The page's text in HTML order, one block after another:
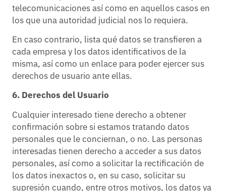
telecomunicaciones así como en aquellos casos en
los que una autoridad judicial nos lo requiera.
En caso contrario, lista qué datos se transfieren a
cada empresa y los datos identificativos de la
misma, así como un enlace para poder ejercer sus
derechos de usuario ante ellas.
6. Derechos del Usuario
Cualquier interesado tiene derecho a obtener
confirmación sobre si estamos tratando datos
personales que le conciernan, o no. Las personas
interesadas tienen derecho a acceder a sus datos
personales, así como a solicitar la rectificación de
los datos inexactos o, en su caso, solicitar su
supresión cuando, entre otros motivos, los datos ya